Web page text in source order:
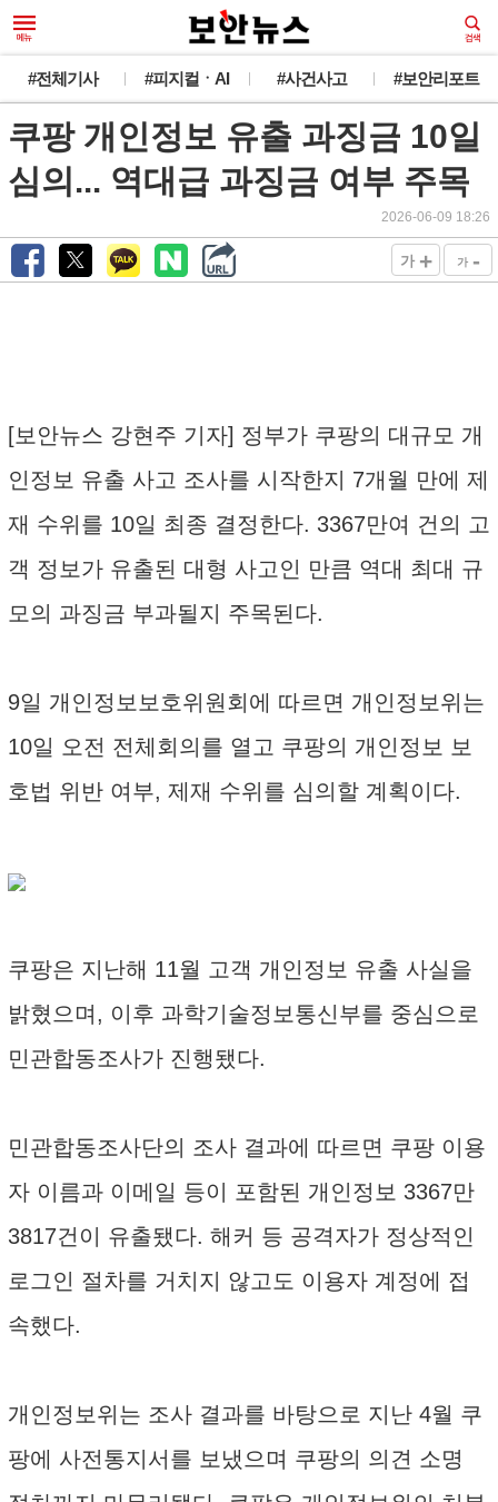
#전체기사 #피지컬ㆍAI #사건사고 #보안리포트
쿠팡 개인정보 유출 과징금 10일
심의... 역대급 과징금 여부 주목
2026-06-09 18:26
가 + 가 -
[보안뉴스 강현주 기자] 정부가 쿠팡의 대규모 개
인정보 유출 사고 조사를 시작한지 7개월 만에 제
재 수위를 10일 최종 결정한다. 3367만여 건의 고
객 정보가 유출된 대형 사고인 만큼 역대 최대 규
모의 과징금 부과될지 주목된다.
9일 개인정보보호위원회에 따르면 개인정보위는
10일 오전 전체회의를 열고 쿠팡의 개인정보 보
호법 위반 여부, 제재 수위를 심의할 계획이다.
쿠팡은 지난해 11월 고객 개인정보 유출 사실을
밝혔으며, 이후 과학기술정보통신부를 중심으로
민관합동조사가 진행됐다.
민관합동조사단의 조사 결과에 따르면 쿠팡 이용
자 이름과 이메일 등이 포함된 개인정보 3367만
3817건이 유출됐다. 해커 등 공격자가 정상적인
로그인 절차를 거치지 않고도 이용자 계정에 접
속했다.
개인정보위는 조사 결과를 바탕으로 지난 4월 쿠
팡에 사전통지서를 보냈으며 쿠팡의 의견 소명